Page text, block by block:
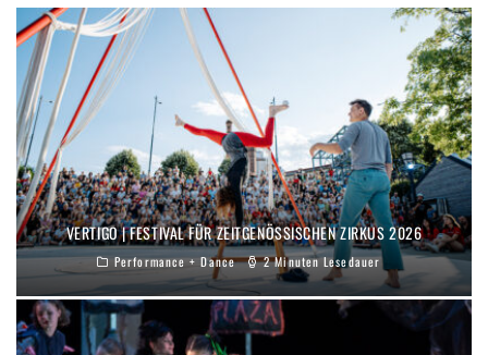
VERTIGO | FESTIVAL FÜR ZEITGENÖSSISCHEN ZIRKUS 2026
Performance + Dance 2 Minuten Lesedauer